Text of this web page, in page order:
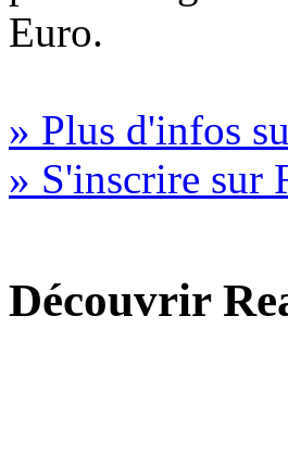
Euro.
» Plus d'infos
» S'inscrire sur
Découvrir